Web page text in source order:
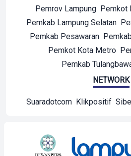
Pemrov Lampung Pemkot
Pemkab Lampung Selatan
Pemkab Pesawaran
Pemkot Kota Metro
Pemkab
NETWORK
Suaradotcom Klikpositif